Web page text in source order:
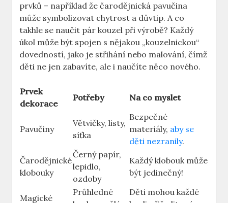
prvků – například že čarodějnická pavučina​
může‍ symbolizovat chytrost a ‌důvtip.‌ A co
takhle se naučit ​pár kouzel při výrobě? Každý
úkol může být spojen s nějakou „kouzelnickou“⁣
dovedností, jako je střihání nebo malování, čímž
děti ne jen zabavíte, ale i naučíte něco nového.
Prvek
dekorace
Potřeby Na co myslet
Pavučiny
Větvičky, listy,
síťka
Bezpečné
materiály, aby se
děti nezranily.
Čarodějnické
klobouky
Černý papír,
lepidlo,
ozdoby
Každý klobouk může
být jedinečný!
Magické
Průhledné
Děti mohou každé